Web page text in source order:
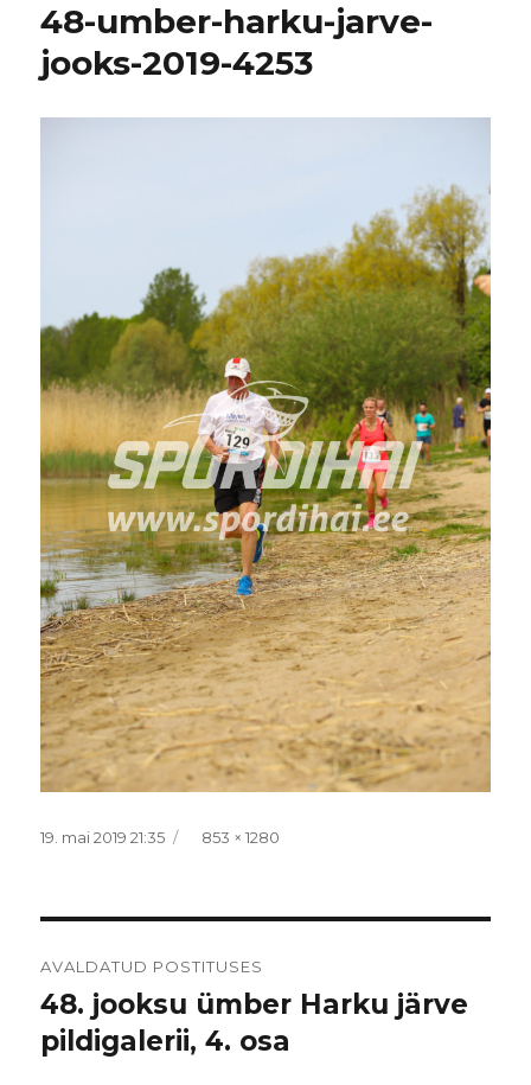
48-umber-harku-jarve-
jooks-2019-4253
Postitatud
19. mai 2019 21:35 Täissuurus
853 × 1280
AVALDATUD POSTITUSES
48. jooksu ümber Harku järve
pildigalerii, 4. osa